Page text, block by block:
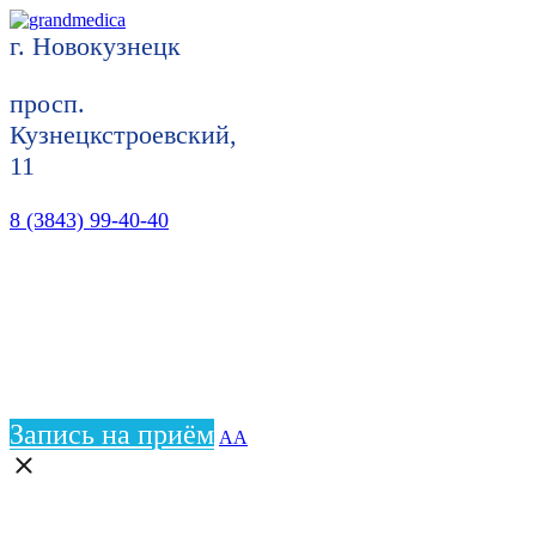
г. Новокузнецк
просп.
Кузнецкстроевский,
11
8 (3843) 99-40-40
Запись на приём АА